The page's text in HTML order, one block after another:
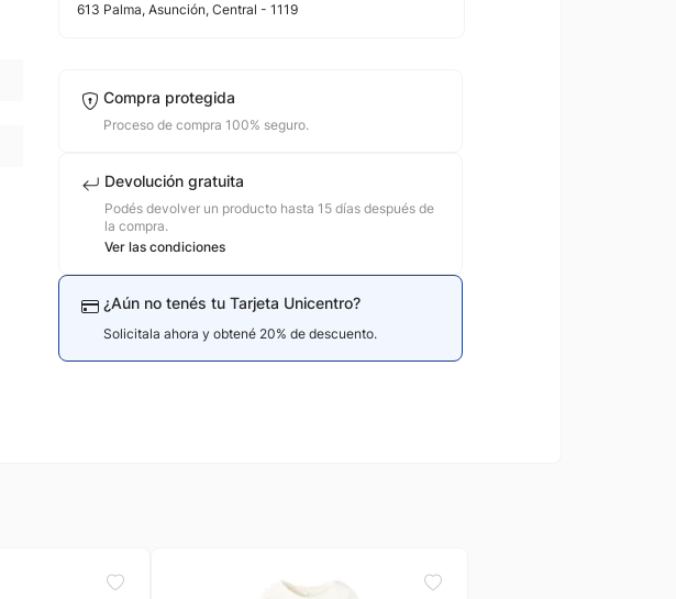
613 Palma, Asunción, Central - 1119
Compra protegida
Proceso de compra 100% seguro.
Devolución gratuita
Podés devolver un producto hasta 15 días después de
la compra.
Ver las condiciones
¿Aún no tenés tu Tarjeta Unicentro?
Solicitala ahora y obtené 20% de descuento.